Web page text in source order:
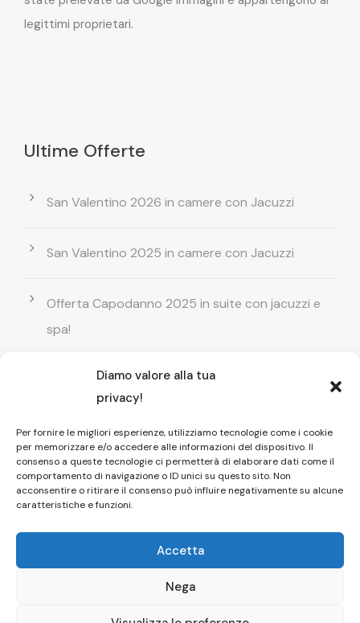
Diamo valore alla tua
privacy!
Per fornire le migliori esperienze, utilizziamo tecnologie come i cookie
per memorizzare e/o accedere alle informazioni del dispositivo. Il
consenso a queste tecnologie ci permetterà di elaborare dati come il
comportamento di navigazione o ID unici su questo sito. Non
acconsentire o ritirare il consenso può influire negativamente su alcune
caratteristiche e funzioni.
Accetta
Nega
legittimi proprietari.
Ultime Offerte
San Valentino 2026 in camere con Jacuzzi
San Valentino 2025 in camere con Jacuzzi
Offerta Capodanno 2025 in suite con jacuzzi e
spa!
Offerta Natale in camera con vasca
idromassaggio ! Prenota il tuo relax esclusivo
Entrata GRATUITA in Piscina esterna! Il tuo relax
di coppia
Copyright © 2026 Affittacamere Il Fauno